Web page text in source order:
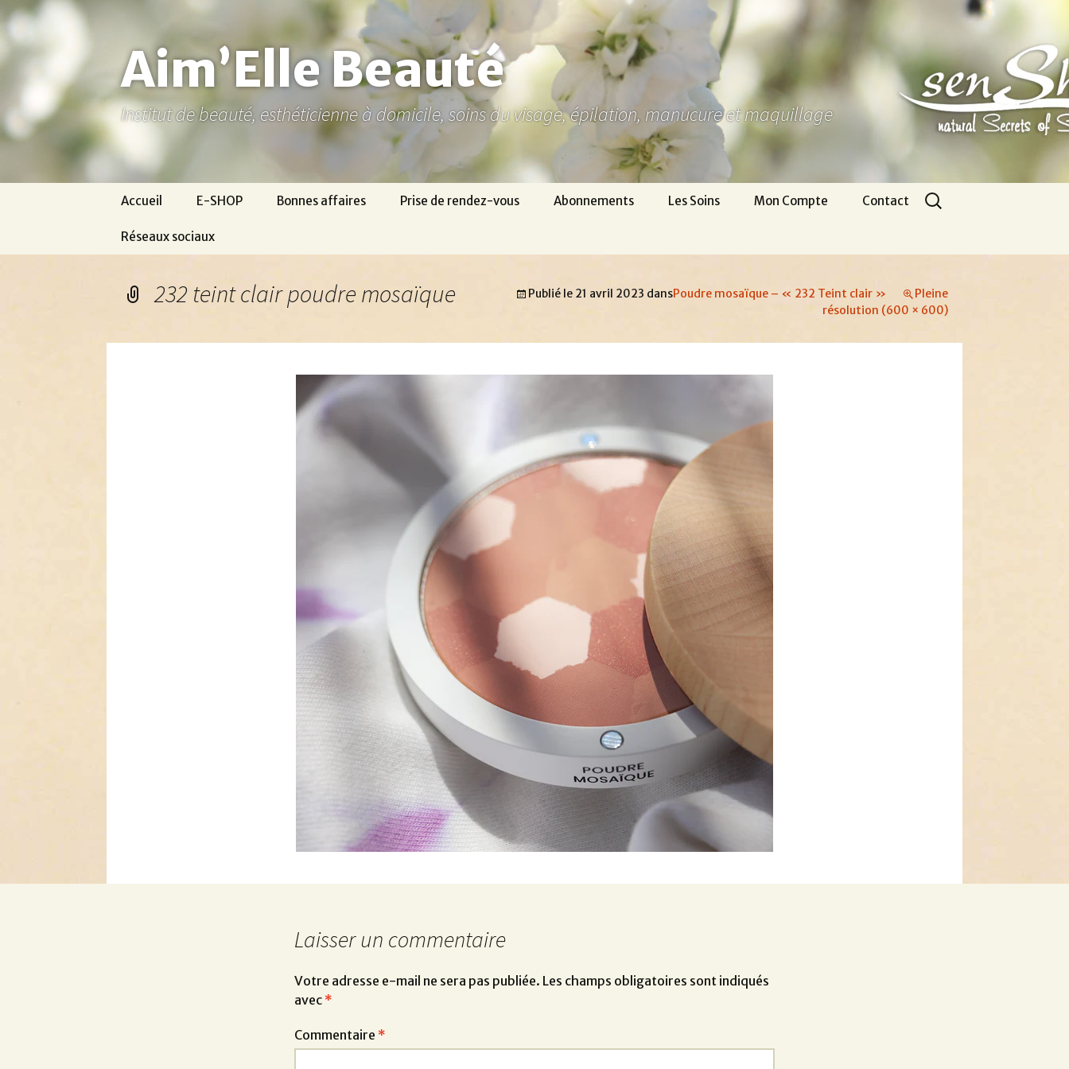
Aller
au
contenu
Aim’Elle Beauté
Institut de beauté, esthéticienne à domicile, soins du visage, épilation, manucure et maquillage
Accueil E-SHOP Bonnes affaires Prise de rendez-vous Abonnements Les Soins Mon Compte
Infos légales
Contact
Appel gratuit
Se connecter
Réseaux sociaux
Rechercher :
232 teint clair poudre mosaïque Publié le 21 avril 2023 dansPoudre mosaïque – « 232 Teint clair »
Pleine
résolution (600 × 600)
Laisser un commentaire
Votre adresse e-mail ne sera pas publiée. Les champs obligatoires sont indiqués
avec *
Commentaire *